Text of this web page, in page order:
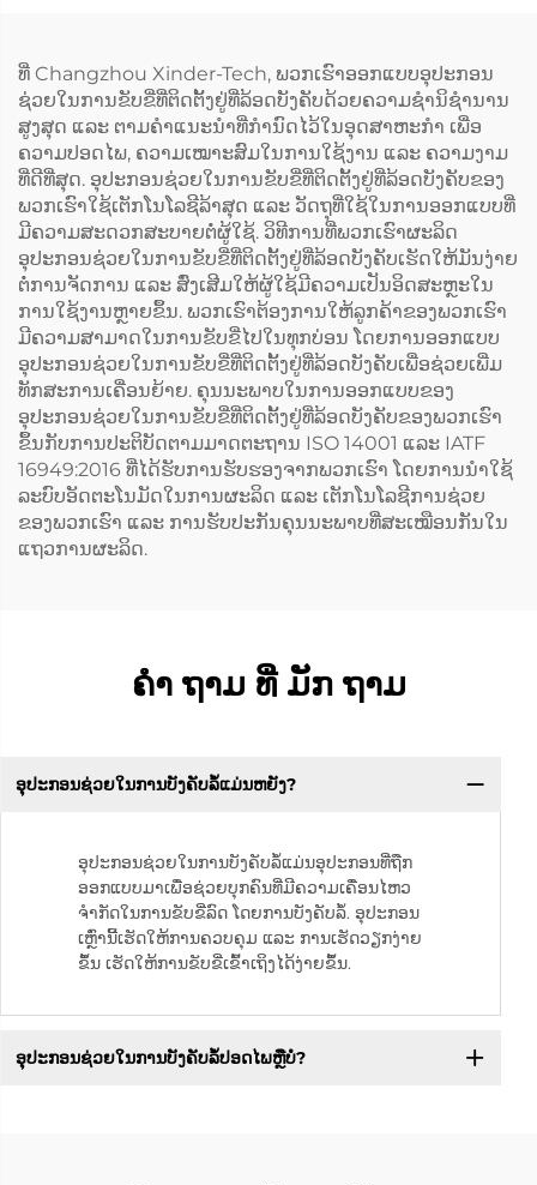
ທີ່ Changzhou Xinder-Tech, ພວກເຮົາອອກແບບອຸປະກອນ
ຊ່ວຍໃນການຂັບຂີ່ທີ່ຕິດຕັ້ງຢູ່ທີ່ລ້ອດບັງຄັບດ້ວຍຄວາມຊຳນິຊຳນານ
ສູງສຸດ ແລະ ຕາມຄຳແນະນຳທີ່ກຳນົດໄວ້ໃນອຸດສາຫະກຳ ເພື່ອ
ຄວາມປອດໄພ, ຄວາມເໝາະສົມໃນການໃຊ້ງານ ແລະ ຄວາມງາມ
ທີ່ດີທີ່ສຸດ. ອຸປະກອນຊ່ວຍໃນການຂັບຂີ່ທີ່ຕິດຕັ້ງຢູ່ທີ່ລ້ອດບັງຄັບຂອງ
ພວກເຮົາໃຊ້ເຕັກໂນໂລຊີລ້າສຸດ ແລະ ວັດຖຸທີ່ໃຊ້ໃນການອອກແບບທີ່
ມີຄວາມສະດວກສະບາຍຕໍ່ຜູ້ໃຊ້. ວິທີການທີ່ພວກເຮົາຜະລິດ
ອຸປະກອນຊ່ວຍໃນການຂັບຂີ່ທີ່ຕິດຕັ້ງຢູ່ທີ່ລ້ອດບັງຄັບເຮັດໃຫ້ມັນງ່າຍ
ຕໍ່ການຈັດການ ແລະ ສົ່ງເສີມໃຫ້ຜູ້ໃຊ້ມີຄວາມເປັນອິດສະຫຼະໃນ
ການໃຊ້ງານຫຼາຍຂຶ້ນ. ພວກເຮົາຕ້ອງການໃຫ້ລູກຄ້າຂອງພວກເຮົາ
ມີຄວາມສາມາດໃນການຂັບຂີ່ໄປໃນທຸກບ່ອນ ໂດຍການອອກແບບ
ອຸປະກອນຊ່ວຍໃນການຂັບຂີ່ທີ່ຕິດຕັ້ງຢູ່ທີ່ລ້ອດບັງຄັບເພື່ອຊ່ວຍເພີ່ມ
ທັກສະການເຄື່ອນຍ້າຍ. ຄຸນນະພາບໃນການອອກແບບຂອງ
ອຸປະກອນຊ່ວຍໃນການຂັບຂີ່ທີ່ຕິດຕັ້ງຢູ່ທີ່ລ້ອດບັງຄັບຂອງພວກເຮົາ
ຂຶ້ນກັບການປະຕິບັດຕາມມາດຕະຖານ ISO 14001 ແລະ IATF
16949:2016 ທີ່ໄດ້ຮັບການຮັບຮອງຈາກພວກເຮົາ ໂດຍການນຳໃຊ້
ລະບົບອັດຕະໂນມັດໃນການຜະລິດ ແລະ ເຕັກໂນໂລຊີການຊ່ວຍ
ຂອງພວກເຮົາ ແລະ ການຮັບປະກັນຄຸນນະພາບທີ່ສະເໝືອນກັນໃນ
ແຖວການຜະລິດ.
ຄໍາ ຖາມ ທີ່ ມັກ ຖາມ
ອຸປະກອນຊ່ວຍໃນການບັງຄັບລໍ້ແມ່ນຫຍັງ?
ອຸປະກອນຊ່ວຍໃນການບັງຄັບລໍ້ແມ່ນອຸປະກອນທີ່ຖືກ
ອອກແບບມາເພື່ອຊ່ວຍບຸກຄົນທີ່ມີຄວາມເຄື່ອນໄຫວ
ຈຳກັດໃນການຂັບຂີ່ລົດ ໂດຍການບັງຄັບລໍ້. ອຸປະກອນ
ເຫຼົ່ານີ້ເຮັດໃຫ້ການຄວບຄຸມ ແລະ ການເຮັດວຽກງ່າຍ
ຂຶ້ນ ເຮັດໃຫ້ການຂັບຂີ່ເຂົ້າເຖິງໄດ້ງ່າຍຂຶ້ນ.
ອຸປະກອນຊ່ວຍໃນການບັງຄັບລໍ້ປອດໄພຫຼືບໍ່?